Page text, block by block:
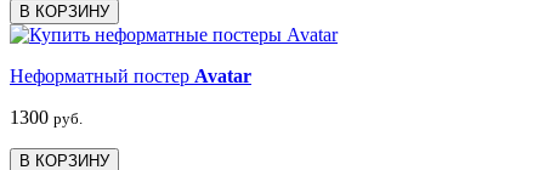
В КОРЗИНУ
Неформатный постер Avatar
1300 руб.
В КОРЗИНУ